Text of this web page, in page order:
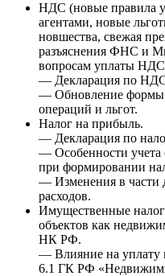
НДС (новые правила
агентами, новые
новшества, свежая
разъяснения ФНС и
вопросам уплаты
— Декларация по НДС
— Обновление формы
операций и льгот.
Налог на прибыль.
— Декларация по
— Особенности учета
при формировании
— Изменения в части
расходов.
Имущественные
объектов как
НК РФ.
— Влияние на уплату
6.1 ГК РФ